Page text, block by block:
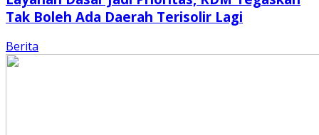
Tak Boleh Ada Daerah Terisolir Lagi
Berita